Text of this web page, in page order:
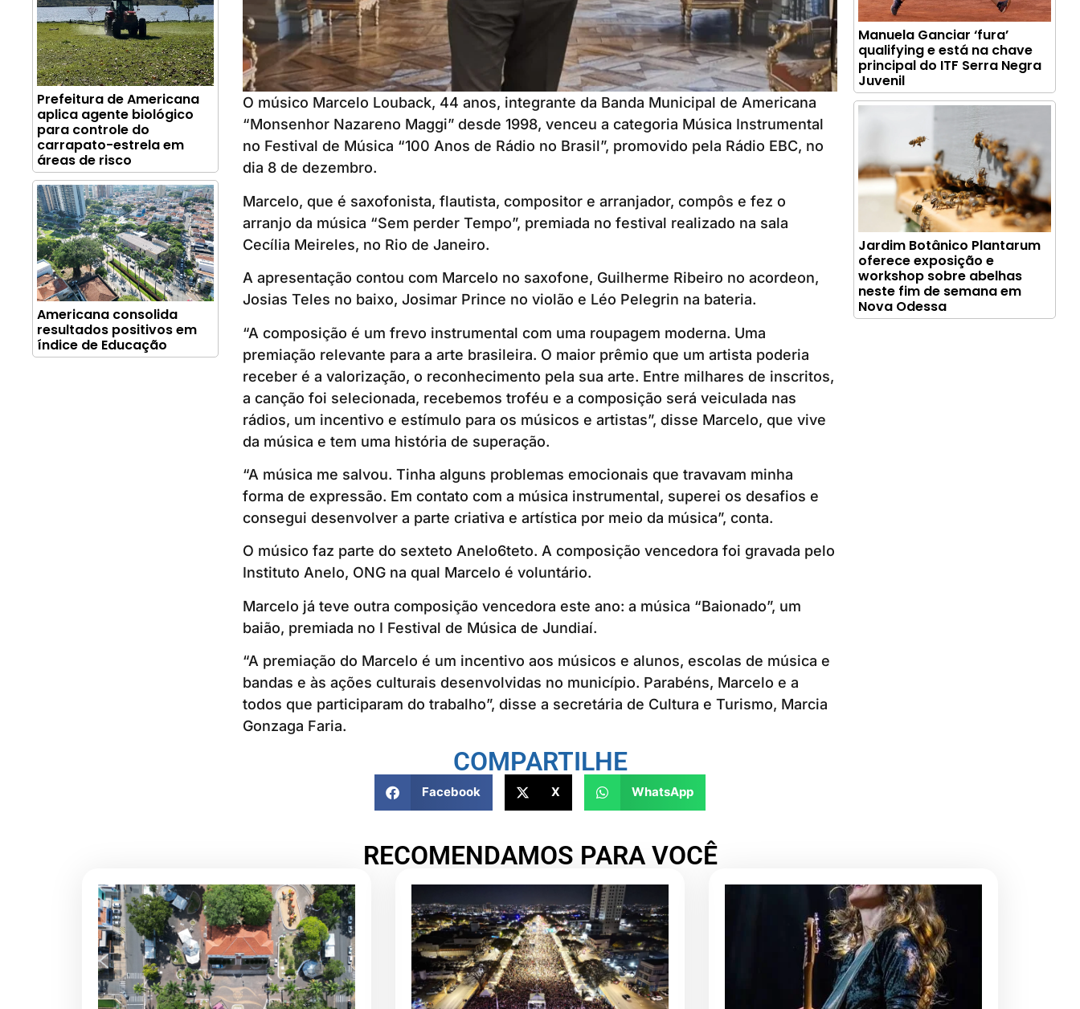
Prefeitura de Americana
aplica agente biológico
para controle do
carrapato-estrela em
áreas de risco
Americana consolida
resultados positivos em
índice de Educação
O músico Marcelo Louback, 44 anos, integrante da Banda Municipal de Americana
“Monsenhor Nazareno Maggi” desde 1998, venceu a categoria Música Instrumental
no Festival de Música “100 Anos de Rádio no Brasil”, promovido pela Rádio EBC, no
dia 8 de dezembro.
Marcelo, que é saxofonista, flautista, compositor e arranjador, compôs e fez o
arranjo da música “Sem perder Tempo”, premiada no festival realizado na sala
Cecília Meireles, no Rio de Janeiro.
A apresentação contou com Marcelo no saxofone, Guilherme Ribeiro no acordeon,
Josias Teles no baixo, Josimar Prince no violão e Léo Pelegrin na bateria.
“A composição é um frevo instrumental com uma roupagem moderna. Uma
premiação relevante para a arte brasileira. O maior prêmio que um artista poderia
receber é a valorização, o reconhecimento pela sua arte. Entre milhares de inscritos,
a canção foi selecionada, recebemos troféu e a composição será veiculada nas
rádios, um incentivo e estímulo para os músicos e artistas”, disse Marcelo, que vive
da música e tem uma história de superação.
“A música me salvou. Tinha alguns problemas emocionais que travavam minha
forma de expressão. Em contato com a música instrumental, superei os desafios e
consegui desenvolver a parte criativa e artística por meio da música”, conta.
O músico faz parte do sexteto Anelo6teto. A composição vencedora foi gravada pelo
Instituto Anelo, ONG na qual Marcelo é voluntário.
Marcelo já teve outra composição vencedora este ano: a música “Baionado”, um
baião, premiada no I Festival de Música de Jundiaí.
“A premiação do Marcelo é um incentivo aos músicos e alunos, escolas de música e
bandas e às ações culturais desenvolvidas no município. Parabéns, Marcelo e a
todos que participaram do trabalho”, disse a secretária de Cultura e Turismo, Marcia
Gonzaga Faria.
COMPARTILHE
Facebook X WhatsApp
Manuela Ganciar ‘fura’
qualifying e está na chave
principal do ITF Serra Negra
Juvenil
Jardim Botânico Plantarum
oferece exposição e
workshop sobre abelhas
neste fim de semana em
Nova Odessa
RECOMENDAMOS PARA VOCÊ